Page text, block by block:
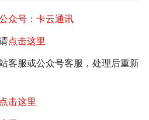
众号：卡云通讯
点击这里
客服或公众号客服，处理后重新
点击这里